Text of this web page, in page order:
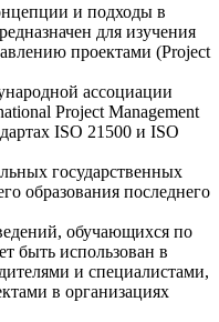
и подходы в
для изучения
проектами (Project
ассоциации
Project Management
ISO 21500 и ISO
государственных
образования последнего
обучающихся по
быть использован в
и специалистами,
в организациях